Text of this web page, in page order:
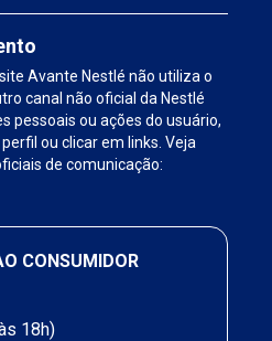
Avante Nestlé não utiliza o
canal não oficial da Nestlé
pessoais ou ações do usuário,
ou clicar em links. Veja
de comunicação:
CONSUMIDOR
18h)